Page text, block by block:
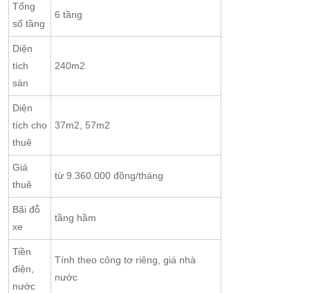
Tổng
số tầng
6 tầng
Diện
tích
sàn
240m2
Diện
tích cho
thuê
37m2, 57m2
Giá
thuê
từ 9.360.000 đồng/tháng
Bãi đỗ
xe
tầng hầm
Tiền
điện,
nước
Tính theo công tơ riêng, giá nhà
nước